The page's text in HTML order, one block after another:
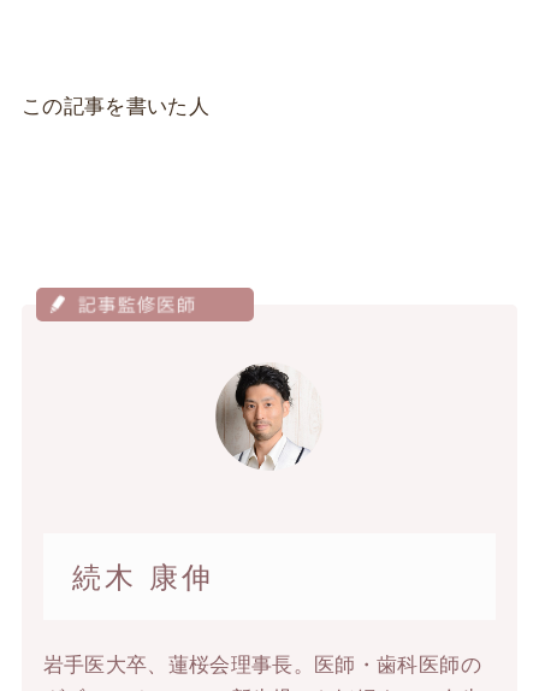
この記事を書いた人
続木 康伸
岩手医大卒、蓮桜会理事長。医師・歯科医師の